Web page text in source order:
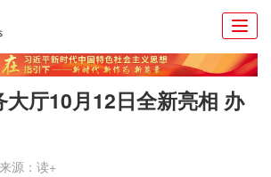
大厅10月12日全新亮相 办
来源： 读+